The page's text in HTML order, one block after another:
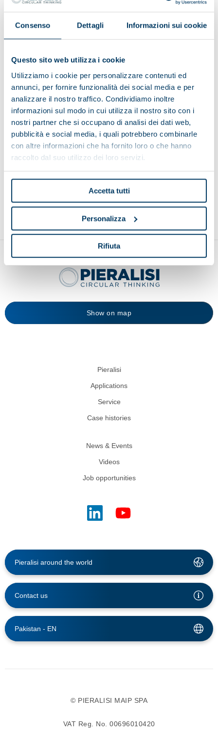
Consenso Dettagli Informazioni sui cookie
Questo sito web utilizza i cookie
Utilizziamo i cookie per personalizzare contenuti ed
annunci, per fornire funzionalità dei social media e per
analizzare il nostro traffico. Condividiamo inoltre
informazioni sul modo in cui utilizza il nostro sito con i
nostri partner che si occupano di analisi dei dati web,
pubblicità e social media, i quali potrebbero combinarle
con altre informazioni che ha fornito loro o che hanno
raccolto dal suo utilizzo dei loro servizi.
Accetta tutti
Personalizza
Rifiuta
Belt elevator with leaves remover
Back to top
Show on map
Pieralisi
Applications
Service
Case histories
News & Events
Videos
Job opportunities
Pieralisi around the world
Contact us
Pakistan - EN
© PIERALISI MAIP SPA
VAT Reg. No. 00696010420